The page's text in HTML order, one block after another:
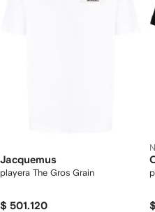
Jacquemus
playera The Gros Grain
$ 501.120